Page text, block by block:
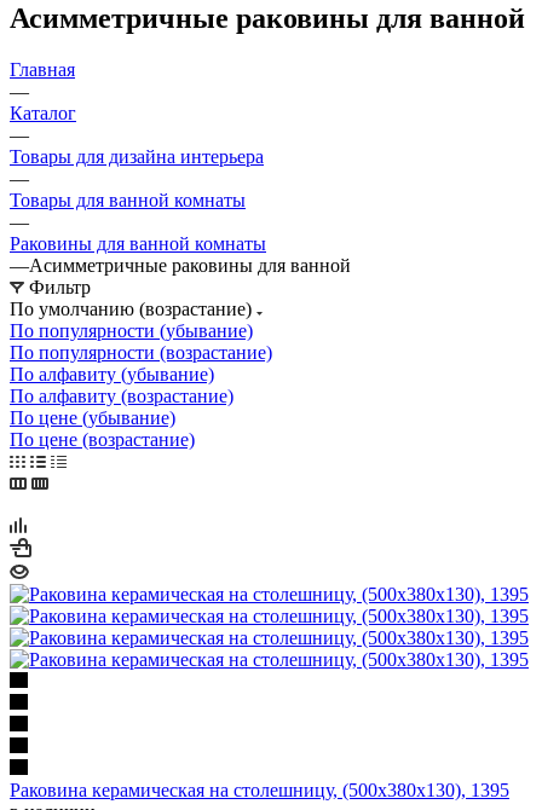
Асимметричные раковины для ванной
Главная
—
Каталог
—
Товары для дизайна интерьера
—
Товары для ванной комнаты
—
Раковины для ванной комнаты
—Асимметричные раковины для ванной
Фильтр
По умолчанию (возрастание)
По популярности (убывание)
По популярности (возрастание)
По алфавиту (убывание)
По алфавиту (возрастание)
По цене (убывание)
По цене (возрастание)
Раковина керамическая на столешницу, (500х380х130), 1395